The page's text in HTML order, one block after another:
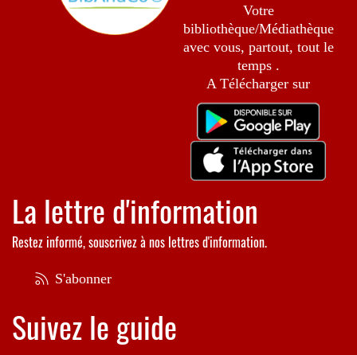
Votre
bibliothèque/Médiathèque
avec vous, partout, tout le
temps .
A Télécharger sur
La lettre d'information
Restez informé, souscrivez à nos lettres d'information.
S'abonner
Suivez le guide